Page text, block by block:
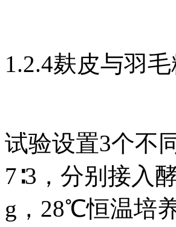
1.2.4麸皮与羽
试验设置3个不
7∶3，分别接入
g，28℃恒温培